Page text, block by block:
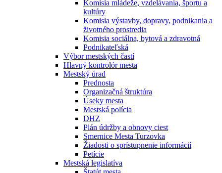
Komisia mládeže, vzdelávania, športu a
kultúry
Komisia výstavby, dopravy, podnikania a
životného prostredia
Komisia sociálna, bytová a zdravotná
Podnikateľská
Výbor mestských častí
Hlavný kontrolór mesta
Mestský úrad
Prednosta
Organizačná štruktúra
Úseky mesta
Mestská polícia
DHZ
Plán údržby a obnovy ciest
Smernice Mesta Turzovka
Žiadosti o sprístupnenie informácií
Petície
Mestská legislatíva